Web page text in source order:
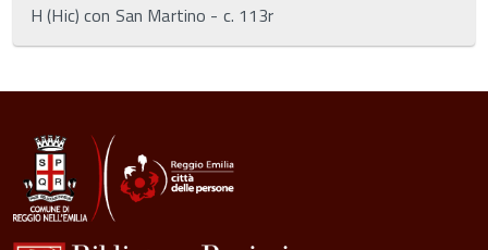
H (Hic) con San Martino - c. 113r